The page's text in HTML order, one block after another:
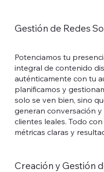
Gestión de Redes
Potenciamos tu
integral de contenido
auténticamente con tu
planificamos y
solo se ven bien, sino
generan conversación
clientes leales. Todo
métricas claras y
Creación y Gestión